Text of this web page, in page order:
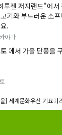
루젠 저지랜드"에서
기와 부드러운 소
.
야마
에서 가을 단풍을
] 세계문화유산 기요미